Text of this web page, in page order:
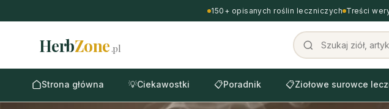
150+ opisanych roślin leczniczych Treści
HerbZone.pl
Strona główna 💡Ciekawostki 📋Poradnik 📋Ziołowe surowce